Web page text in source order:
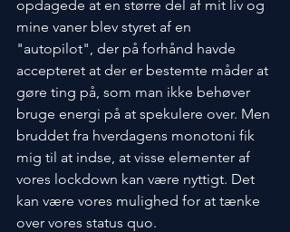
opdagede at en større del af mit liv og
mine vaner blev styret af en
"autopilot", der på forhånd havde
accepteret at der er bestemte måder at
gøre ting på, som man ikke behøver
bruge energi på at spekulere over. Men
bruddet fra hverdagens monotoni fik
mig til at indse, at visse elementer af
vores lockdown kan være nyttigt. Det
kan være vores mulighed for at tænke
over vores status quo.